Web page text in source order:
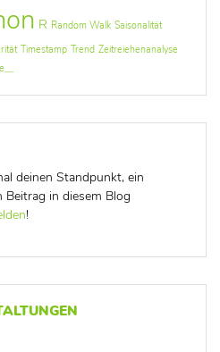
R Random Walk Saisonalität
Timestamp Trend Zeitreiehenanalyse
deinen Standpunkt, ein
Beitrag in diesem Blog
!